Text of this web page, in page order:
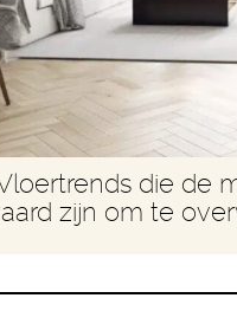
die de
zijn om te